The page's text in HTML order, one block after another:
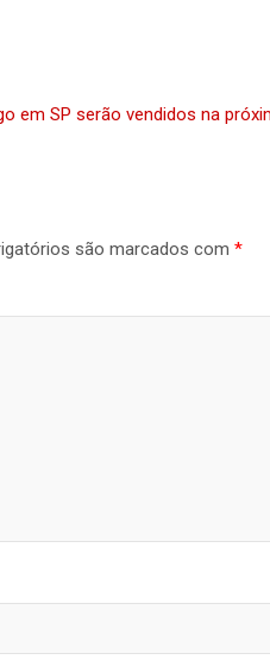
em SP serão vendidos na
são marcados com *